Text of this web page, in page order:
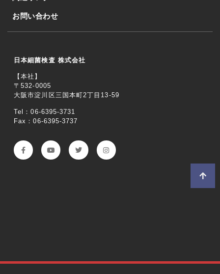
お問い合わせ
日本細菌検査 株式会社
【本社】
〒532-0005
大阪市淀川区三国本町2丁目13-59
Tel：06-6395-3731
Fax：06-6395-3737